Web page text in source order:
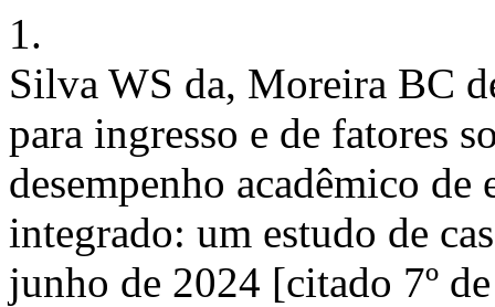
1.
Silva WS da, Moreira BC
para ingresso e de fatores
desempenho acadêmico
integrado: um estudo de
junho de 2024 [citado 7º